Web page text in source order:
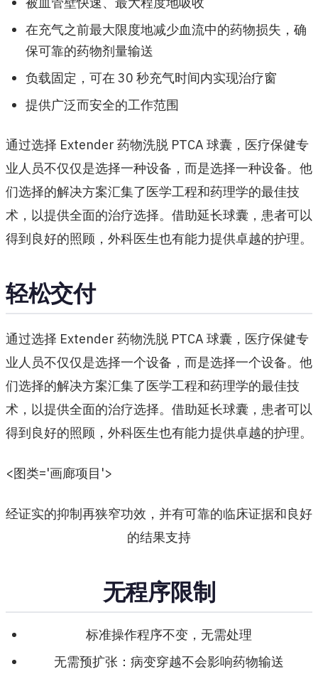
在充气之前最大限度地减少血流中的药物损失，确
保可靠的药物剂量输送
负载固定，可在 30 秒充气时间内实现治疗窗
提供广泛而安全的工作范围
通过选择 Extender 药物洗脱 PTCA 球囊，医疗保健专
业人员不仅仅是选择一种设备，而是选择一种设备。他
们选择的解决方案汇集了医学工程和药理学的最佳技
术，以提供全面的治疗选择。借助延长球囊，患者可以
得到良好的照顾，外科医生也有能力提供卓越的护理。
轻松交付
通过选择 Extender 药物洗脱 PTCA 球囊，医疗保健专
业人员不仅仅是选择一个设备，而是选择一个设备。他
们选择的解决方案汇集了医学工程和药理学的最佳技
术，以提供全面的治疗选择。借助延长球囊，患者可以
得到良好的照顾，外科医生也有能力提供卓越的护理。
<图类='画廊项目'>
经证实的抑制再狭窄功效，并有可靠的临床证据和良好
的结果支持
无程序限制
标准操作程序不变，无需处理
无需预扩张：病变穿越不会影响药物输送